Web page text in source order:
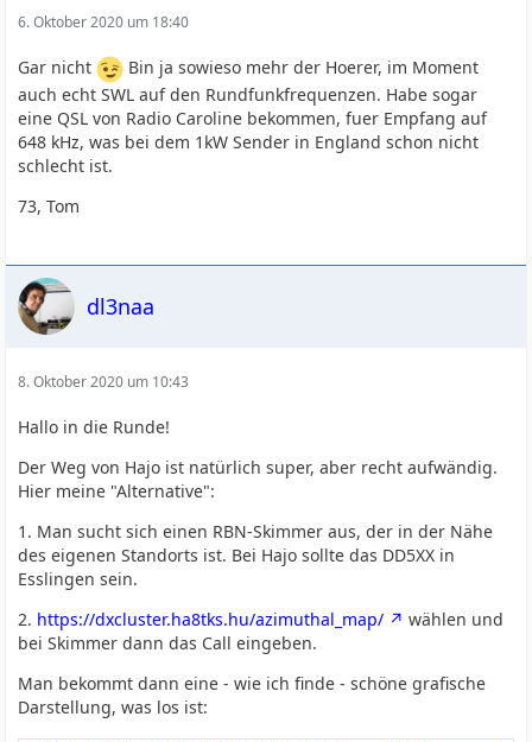
6. Oktober 2020 um 18:40
Gar nicht
Bin ja sowieso mehr der Hoerer, im Moment
auch echt SWL auf den Rundfunkfrequenzen. Habe sogar
eine QSL von Radio Caroline bekommen, fuer Empfang auf
648 kHz, was bei dem 1kW Sender in England schon nicht
schlecht ist.
73, Tom
dl3naa
8. Oktober 2020 um 10:43
Hallo in die Runde!
Der Weg von Hajo ist natürlich super, aber recht aufwändig.
Hier meine "Alternative":
1. Man sucht sich einen RBN-Skimmer aus, der in der Nähe
des eigenen Standorts ist. Bei Hajo sollte das DD5XX in
Esslingen sein.
2. https://dxcluster.ha8tks.hu/azimuthal_map/
wählen und
bei Skimmer dann das Call eingeben.
Man bekommt dann eine - wie ich finde - schöne grafische
Darstellung, was los ist: